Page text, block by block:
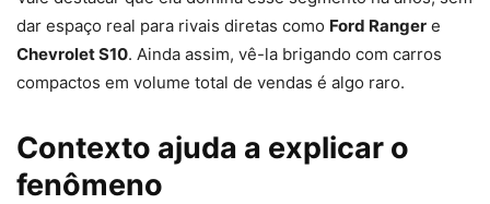
dar espaço real para rivais diretas como Ford Ranger e
Chevrolet S10. Ainda assim, vê-la brigando com carros
compactos em volume total de vendas é algo raro.
Contexto ajuda a explicar o
fenômeno